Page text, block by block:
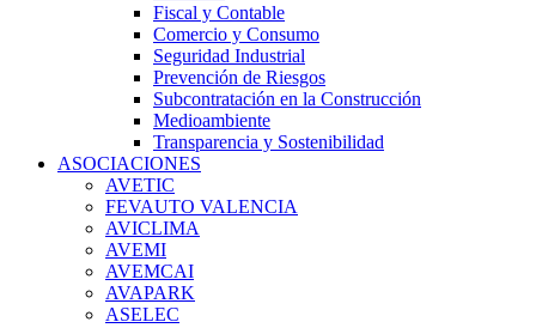
Fiscal y Contable
Comercio y Consumo
Seguridad Industrial
Prevención de Riesgos
Subcontratación en la Construcción
Medioambiente
Transparencia y Sostenibilidad
ASOCIACIONES
AVETIC
FEVAUTO VALENCIA
AVICLIMA
AVEMI
AVEMCAI
AVAPARK
ASELEC